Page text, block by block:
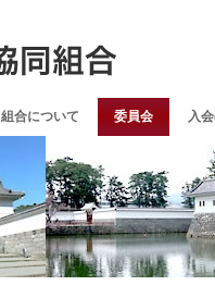
組合について 委員会 入